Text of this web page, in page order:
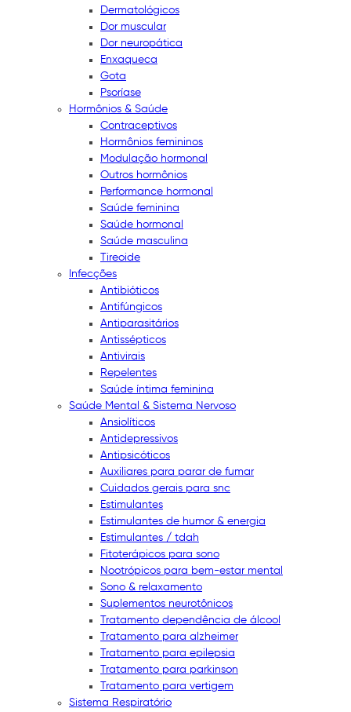
Dermatológicos
Dor muscular
Dor neuropática
Enxaqueca
Gota
Psoríase
Hormônios & Saúde
Contraceptivos
Hormônios femininos
Modulação hormonal
Outros hormônios
Performance hormonal
Saúde feminina
Saúde hormonal
Saúde masculina
Tireoide
Infecções
Antibióticos
Antifúngicos
Antiparasitários
Antissépticos
Antivirais
Repelentes
Saúde íntima feminina
Saúde Mental & Sistema Nervoso
Ansiolíticos
Antidepressivos
Antipsicóticos
Auxiliares para parar de fumar
Cuidados gerais para snc
Estimulantes
Estimulantes de humor & energia
Estimulantes / tdah
Fitoterápicos para sono
Nootrópicos para bem-estar mental
Sono & relaxamento
Suplementos neurotônicos
Tratamento dependência de álcool
Tratamento para alzheimer
Tratamento para epilepsia
Tratamento para parkinson
Tratamento para vertigem
Sistema Respiratório